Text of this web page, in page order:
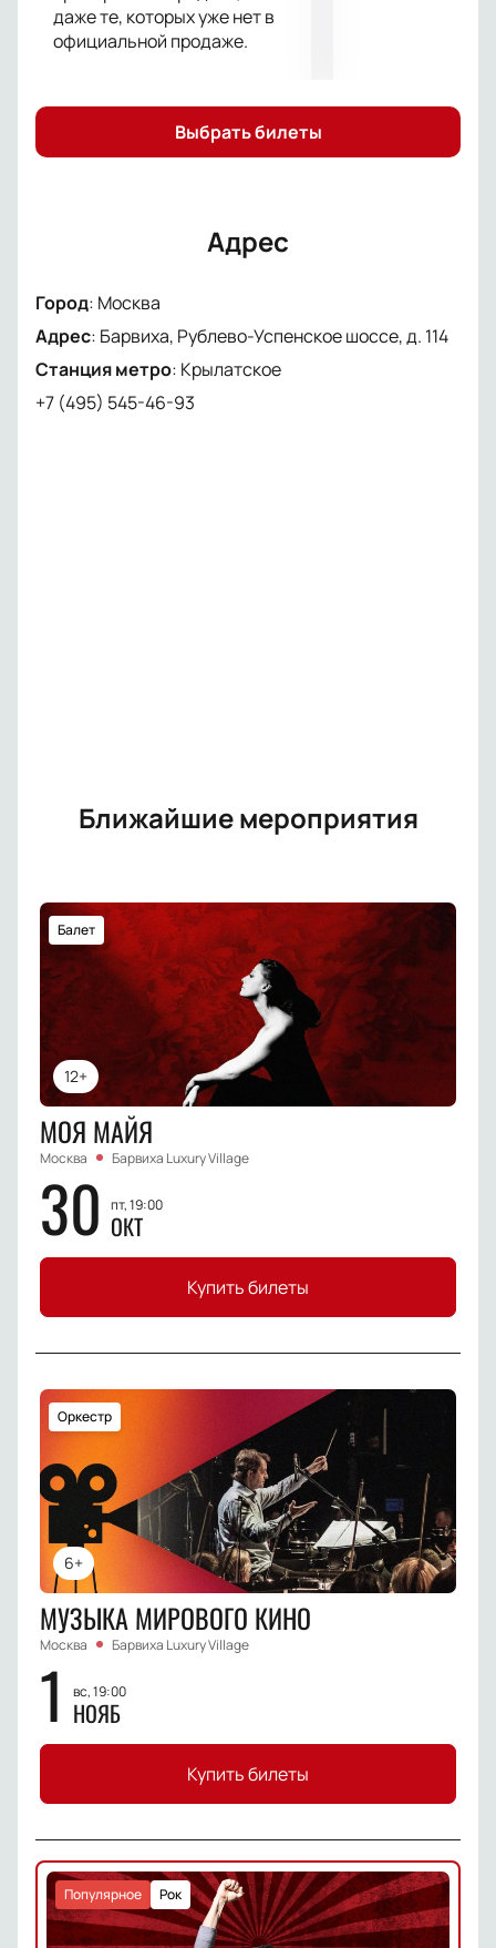
даже те, которых уже нет в
официальной продаже.
Выбрать билеты
Адрес
Город: Москва
Адрес: Барвиха, Рублево-Успенское шоссе, д. 114
Станция метро: Крылатское
+7 (495) 545-46-93
Ближайшие мероприятия
12+
Балет
МОЯ МАЙЯ
Москва Барвиха Luxury Village
30 пт, 19:00
ОКТ
Купить билеты
6+
Оркестр
МУЗЫКА МИРОВОГО КИНО
Москва Барвиха Luxury Village
1 вс, 19:00
НОЯБ
Купить билеты
Рок
Популярное